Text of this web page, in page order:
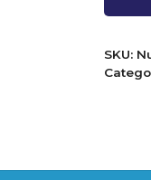
SKU: